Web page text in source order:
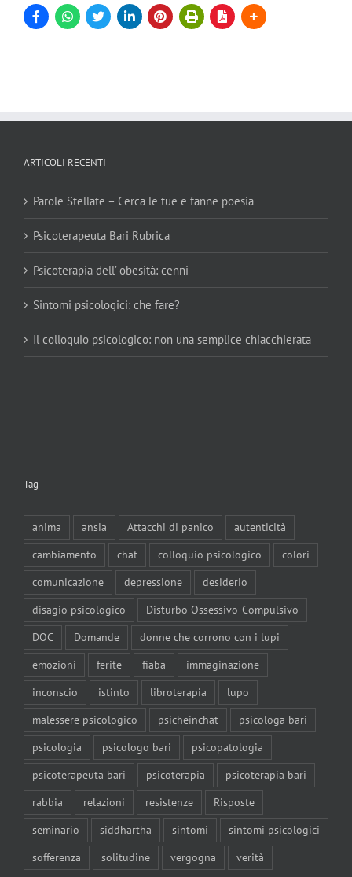
ARTICOLI RECENTI
Parole Stellate – Cerca le tue e fanne poesia
Psicoterapeuta Bari Rubrica
Psicoterapia dell’ obesità: cenni
Sintomi psicologici: che fare?
Il colloquio psicologico: non una semplice chiacchierata
Tag
anima ansia Attacchi di panico
autenticità
cambiamento
chat colloquio psicologico
colori
comunicazione
depressione
desiderio
disagio psicologico
Disturbo Ossessivo-Compulsivo
DOC
Domande
donne che corrono con i lupi
emozioni
ferite fiaba
immaginazione
inconscio
istinto libroterapia
lupo
malessere psicologico
psicheinchat
psicologa bari
psicologia
psicologo bari
psicopatologia
psicoterapeuta bari
psicoterapia
psicoterapia bari
rabbia
relazioni resistenze
Risposte
seminario
siddhartha sintomi
sintomi psicologici
sofferenza
solitudine vergogna verità